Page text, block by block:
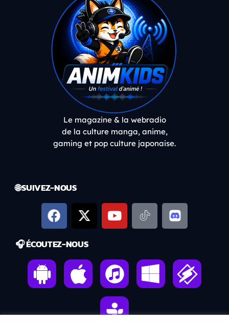
Le magazine & la webradio
de la culture manga, anime,
gaming et pop culture japonaise.
🌐 SUIVEZ-NOUS
🎧 ÉCOUTEZ-NOUS